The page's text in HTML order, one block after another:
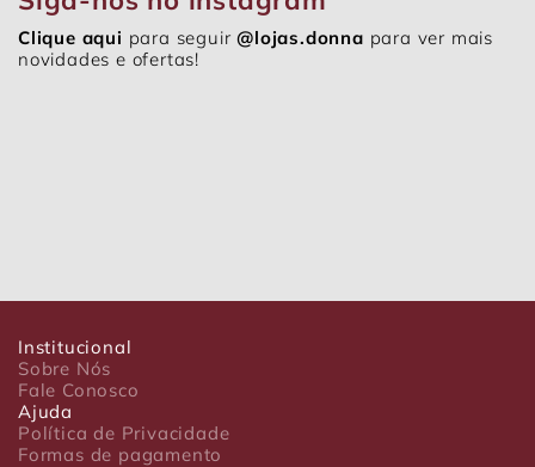
Clique aqui para seguir@lojas.donna para ver mais
novidades e ofertas!
Institucional
Sobre Nós
Fale Conosco
Ajuda
Política de Privacidade
Formas de pagamento